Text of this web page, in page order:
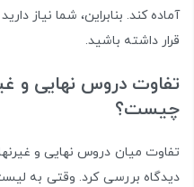
آماده کند. بنابراین، شما نیاز
قرار داشته باشید.
تفاوت دروس نهایی و
چیست؟
تفاوت میان دروس نهایی و
دیدگاه بررسی کرد. وقتی به